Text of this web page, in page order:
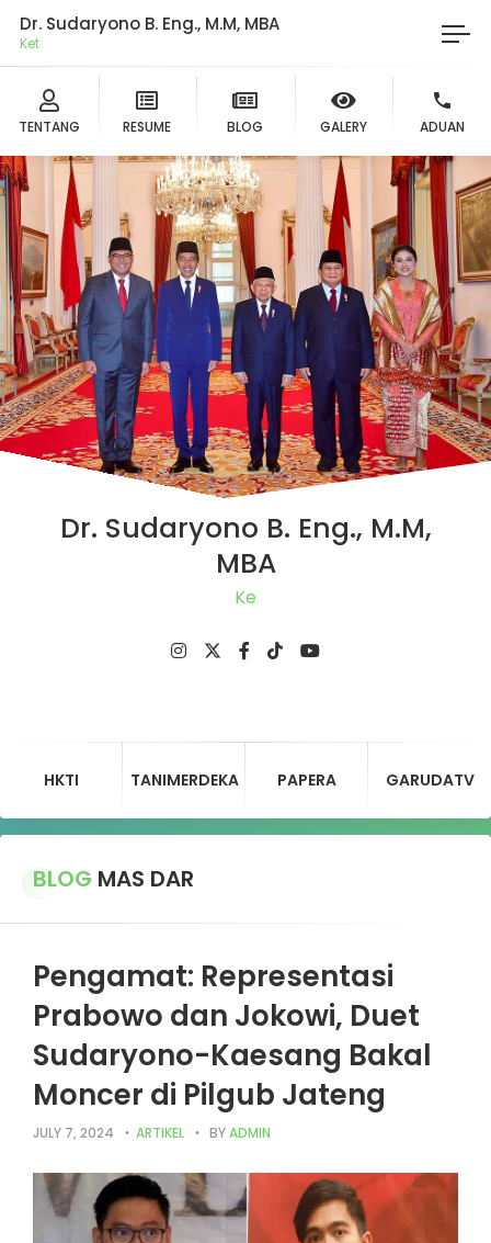
Dr. Sudaryono B. Eng., M.M, MBA
Ketua D
TENTANG RESUME BLOG GALERY ADUAN
Dr. Sudaryono B. Eng., M.M,
MBA
Ketua
HKTI TANIMERDEKA PAPERA GARUDATV
BLOG MAS DAR
Pengamat: Representasi
Prabowo dan Jokowi, Duet
Sudaryono-Kaesang Bakal
Moncer di Pilgub Jateng
JULY 7, 2024 ARTIKEL BYADMIN